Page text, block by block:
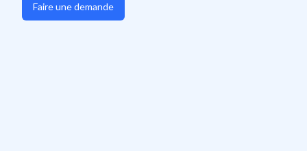
Faire une demande